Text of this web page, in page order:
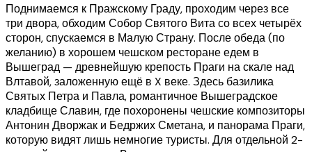
Поднимаемся к Пражскому Граду, проходим через все
три двора, обходим Собор Святого Вита со всех четырёх
сторон, спускаемся в Малую Страну. После обеда (по
желанию) в хорошем чешском ресторане едем в
Вышеград — древнейшую крепость Праги на скале над
Влтавой, заложенную ещё в X веке. Здесь базилика
Святых Петра и Павла, романтичное Вышеградское
кладбище Славин, где похоронены чешские композиторы
Антонин Дворжак и Бедржих Сметана, и панорама Праги,
которую видят лишь немногие туристы. Для отдельной 2-